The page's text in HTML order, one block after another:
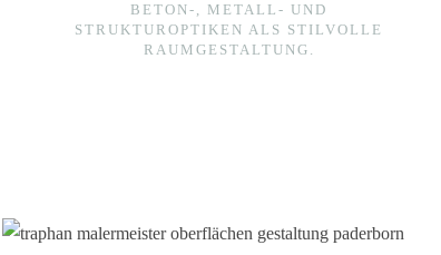
BETON-, METALL- UND
STRUKTUROPTIKEN ALS STILVOLLE
RAUMGESTALTUNG.